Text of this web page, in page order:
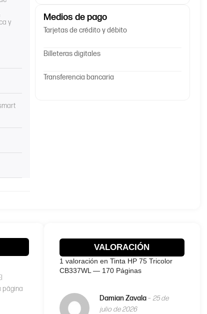
y
Medios de pago
Tarjetas de crédito y débito
Billeteras digitales
Transferencia bancaria
página
VALORACIÓN
1 valoración en Tinta HP 75 Tricolor
CB337WL — 170 Páginas
Damian Zavala– 25 de
julio de 2026